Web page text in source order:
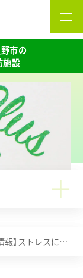
市の
施設
【12月講演情報】ストレスに負けない暮らし方ー自分でできるこころのセルフケアー